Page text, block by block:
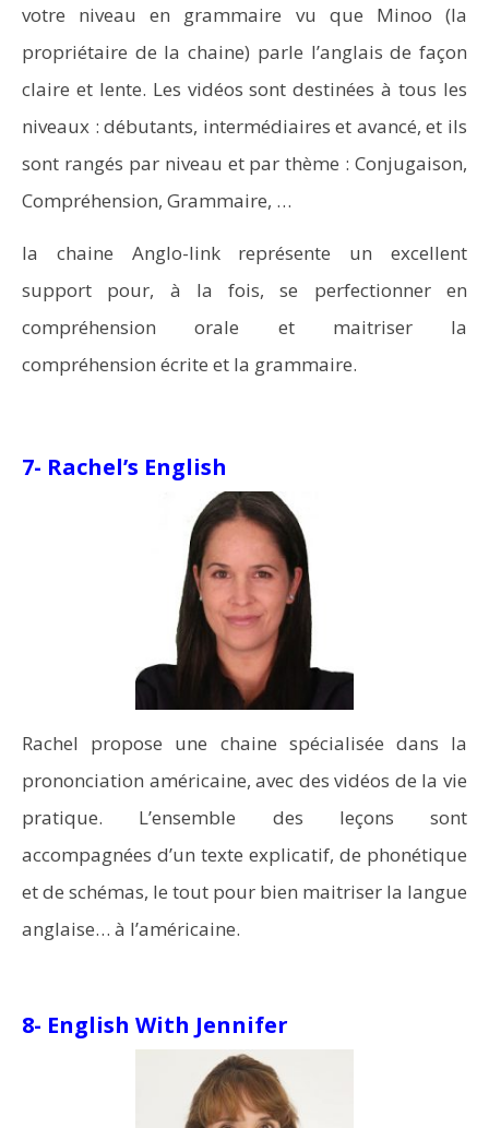
votre niveau en grammaire vu que Minoo (la
propriétaire de la chaine) parle l’anglais de façon
claire et lente. Les vidéos sont destinées à tous les
niveaux : débutants, intermédiaires et avancé, et ils
sont rangés par niveau et par thème : Conjugaison,
Compréhension, Grammaire, …
la chaine Anglo-link représente un excellent
support pour, à la fois, se perfectionner en
compréhension orale et maitriser la
compréhension écrite et la grammaire.
7- Rachel’s English
Rachel propose une chaine spécialisée dans la
prononciation américaine, avec des vidéos de la vie
pratique. L’ensemble des leçons sont
accompagnées d’un texte explicatif, de phonétique
et de schémas, le tout pour bien maitriser la langue
anglaise… à l’américaine.
8- English With Jennifer